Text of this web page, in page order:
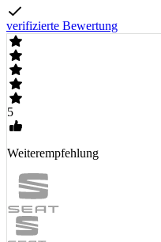
verifizierte Bewertung
5
Weiterempfehlung